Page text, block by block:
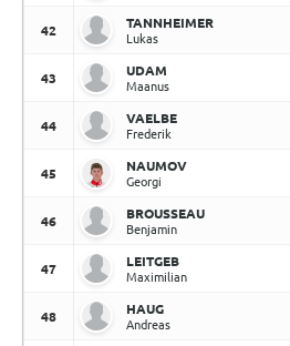
42
TANNHEIMER
Lukas
43
UDAM
Maanus
44
VAELBE
Frederik
45
NAUMOV
Georgi
46
BROUSSEAU
Benjamin
47
LEITGEB
Maximilian
48
HAUG
Andreas